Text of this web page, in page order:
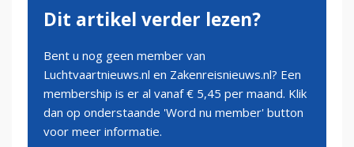
Dit artikel verder lezen?
Bent u nog geen member van
Luchtvaartnieuws.nl en Zakenreisnieuws.nl? Een
membership is er al vanaf € 5,45 per maand. Klik
dan op onderstaande 'Word nu member' button
voor meer informatie.